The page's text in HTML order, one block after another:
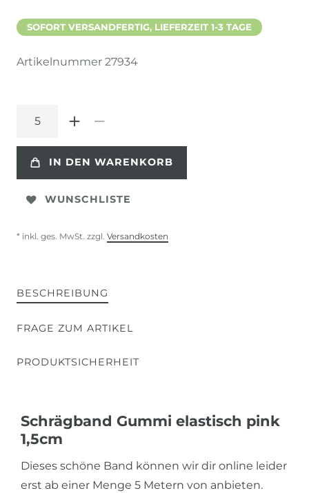
SOFORT VERSANDFERTIG, LIEFERZEIT 1-3 TAGE
Artikelnummer 27934
IN DEN WARENKORB
WUNSCHLISTE
* inkl. ges. MwSt. zzgl. Versandkosten
BESCHREIBUNG
FRAGE ZUM ARTIKEL
PRODUKTSICHERHEIT
Schrägband Gummi elastisch pink
1,5cm
Dieses schöne Band können wir dir online leider
erst ab einer Menge 5 Metern von anbieten.